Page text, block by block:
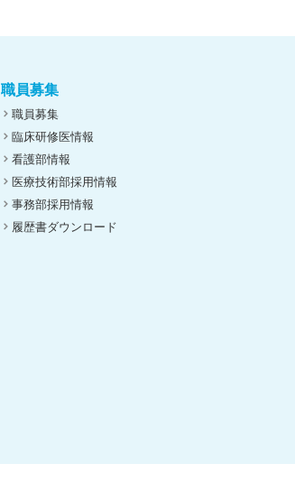
職員募集
職員募集
臨床研修医情報
看護部情報
医療技術部採用情報
事務部採用情報
履歴書ダウンロード